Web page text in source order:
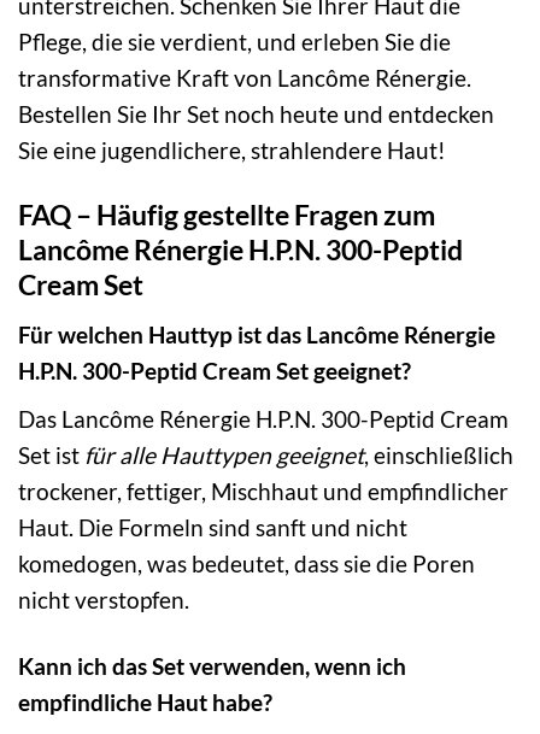
Pflege, die sie verdient, und erleben Sie die
transformative Kraft von Lancôme Rénergie.
Bestellen Sie Ihr Set noch heute und entdecken
Sie eine jugendlichere, strahlendere Haut!
FAQ – Häufig gestellte Fragen zum
Lancôme Rénergie H.P.N. 300-Peptid
Cream Set
Für welchen Hauttyp ist das Lancôme Rénergie
H.P.N. 300-Peptid Cream Set geeignet?
Das Lancôme Rénergie H.P.N. 300-Peptid Cream
Set ist für alle Hauttypen geeignet, einschließlich
trockener, fettiger, Mischhaut und empfindlicher
Haut. Die Formeln sind sanft und nicht
komedogen, was bedeutet, dass sie die Poren
nicht verstopfen.
Kann ich das Set verwenden, wenn ich
empfindliche Haut habe?